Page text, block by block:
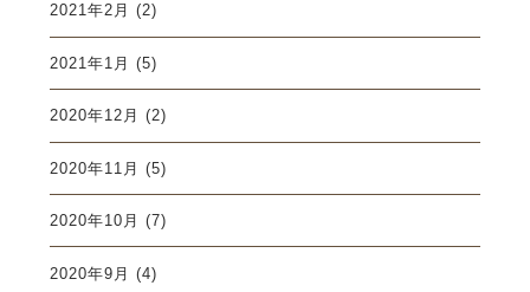
2021年2月 (2)
2021年1月 (5)
2020年12月 (2)
2020年11月 (5)
2020年10月 (7)
2020年9月 (4)